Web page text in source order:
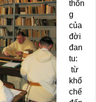
thốn
g
của
đời
đan
tu:
từ
khổ
chế